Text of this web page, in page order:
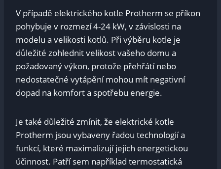
V případě elektrického kotle Protherm se příkon
pohybuje v rozmezí 4-24 kW, v závislosti na
modelu a velikosti kotlů. Při výběru kotle je
důležité zohlednit velikost vašeho domu a
požadovaný výkon, protože přehřátí nebo
nedostatečné vytápění mohou mít negativní
dopad na komfort a spotřebu energie.
Je také důležité zmínit, že elektrické kotle
Protherm jsou vybaveny řadou technologií a
funkcí, které maximalizují jejich energetickou
účinnost. Patří sem například termostatická